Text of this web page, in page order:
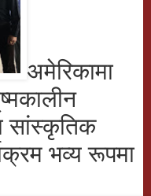
अमेरिकामा
सांस्कृतिक
भव्य रूपमा